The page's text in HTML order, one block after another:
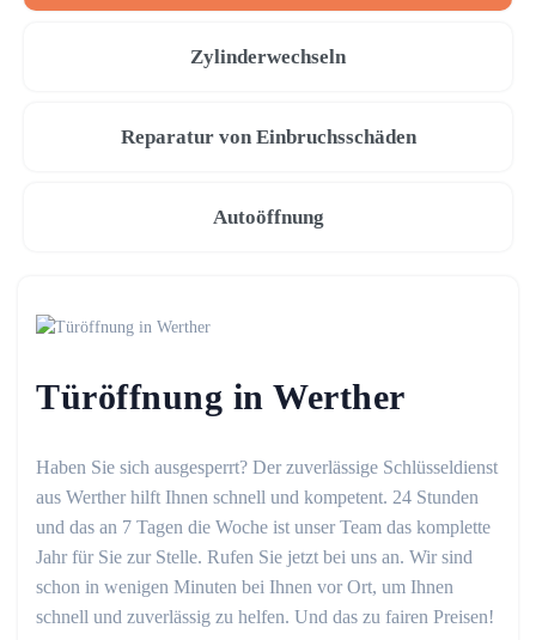
Zylinderwechseln
Reparatur von Einbruchsschäden
Autoöffnung
Türöffnung in Werther
Haben Sie sich ausgesperrt? Der zuverlässige Schlüsseldienst
aus Werther hilft Ihnen schnell und kompetent. 24 Stunden
und das an 7 Tagen die Woche ist unser Team das komplette
Jahr für Sie zur Stelle. Rufen Sie jetzt bei uns an. Wir sind
schon in wenigen Minuten bei Ihnen vor Ort, um Ihnen
schnell und zuverlässig zu helfen. Und das zu fairen Preisen!